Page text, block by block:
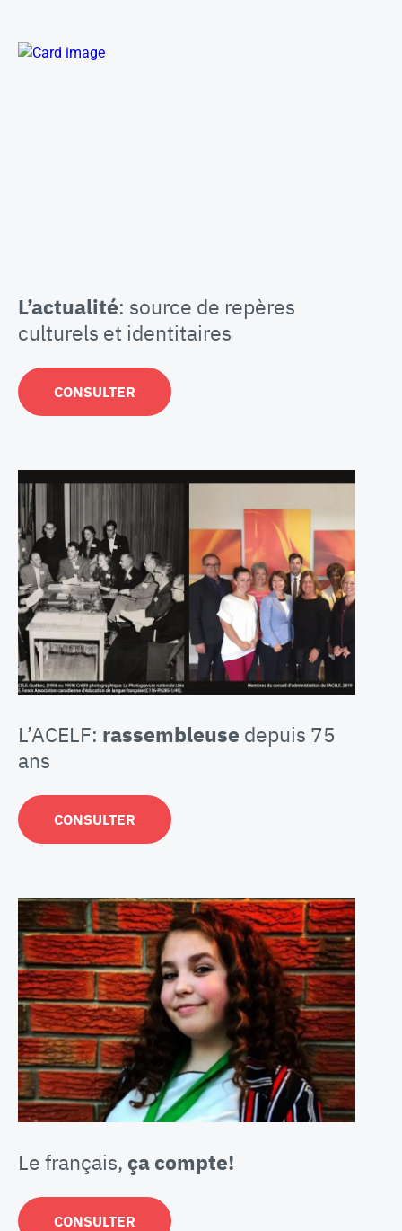
L’actualité: source de repères
culturels et identitaires
CONSULTER
L’ACELF: rassembleuse depuis 75
ans
CONSULTER
Le français, ça compte!
CONSULTER